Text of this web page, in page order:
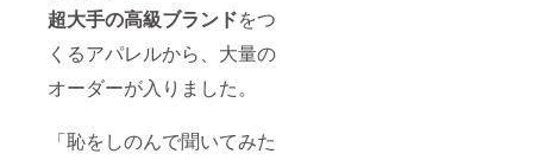
超大手の高級ブランドをつ
くるアパレルから、大量の
オーダーが入りました。
「恥をしのんで聞いてみた